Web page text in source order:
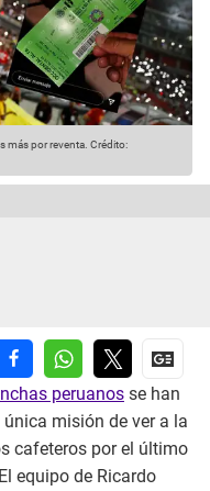
más por reventa. Crédito:
peruanos se han
misión de ver a la
cafeteros por el último
equipo de Ricardo